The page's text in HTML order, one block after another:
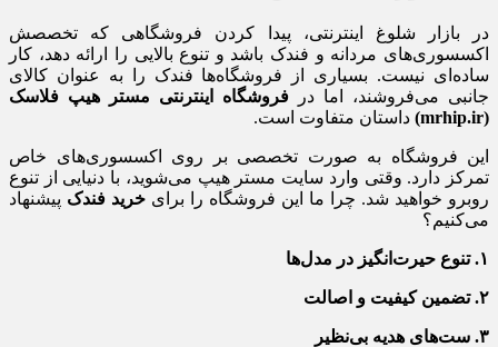
در بازار شلوغ اینترنتی، پیدا کردن فروشگاهی که تخصصش
اکسسوری‌های مردانه و فندک باشد و تنوع بالایی را ارائه دهد، کار
ساده‌ای نیست. بسیاری از فروشگاه‌ها فندک را به عنوان کالای
جانبی می‌فروشند، اما در فروشگاه اینترنتی مستر هیپ فلاسک
(
mrhip.ir
) داستان متفاوت است.
این فروشگاه به صورت تخصصی بر روی اکسسوری‌های خاص
تمرکز دارد. وقتی وارد سایت مستر هیپ می‌شوید، با دنیایی از تنوع
روبرو خواهید شد. چرا ما این فروشگاه را برای خرید فندک پیشنهاد
می‌کنیم؟
۱. تنوع حیرت‌انگیز در مدل‌ها
۲. تضمین کیفیت و اصالت
۳. ست‌های هدیه بی‌نظیر